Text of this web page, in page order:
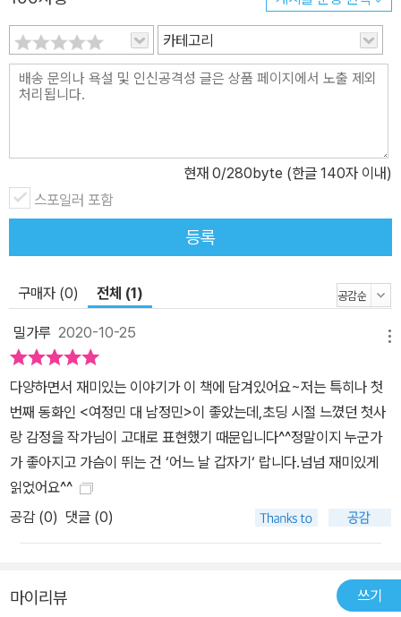
은 친해질 수 있을까요? <위험한 주머니> - “소중한 것은 넣지 마시
오.” 물건을 넣으면 무조건 두 개가 되어 나오는 마법의 주머니가 있
다면, 여러분은 뭘 넣고 싶어요? 단짝 친구 유정이에 비해 형편이 그
리 넉넉하지 않았던 경미는 우연히 마법의 주머니를 가지게 되자 너
보고 너무나 좋아하며 빌려달라고 하는데요. 걱정인형은 유정이가 경
미에게 선물해 준 것이었지요. 세영이와도 친해지고 싶었던 경미는
‘이걸 마법의 주머니에 넣을까?’ 생각합니다. 두 개가 되면 하나는 세
영이에게 주려는 생각이었지요. 주머니에 “소중한 것은 절대 넣지 마
다. 인형을 받고 기뻐하는 세영이를 보고 경미는 기분이 좋았지만 한
편으론 유정이가 알면 어쩌나 하는 불안한 마음에 잠도 편히 잘 수 없
었어요. 역시나, 주말이 채 지나기도 전에 유정이는 경미가 세영이에
게 인형을 주었다는 걸 알게 되고 오해를 하게 됩니다. 단짝 친구 유정
이의 오해를 경미는 풀어 줄 수 있을까요? <거북이의 소원> - “토끼
가 되고 싶었는데… 소원을 정정합니다!” <토끼와 거북이> 이야기를
모르는 사람은 없을 거예요. 만약 여러분이 그 이야기에서 거북이가
된다면 어떨까요? 토끼가 중간에 옹달샘에 들러 물을 마시고 낮잠을
말까 한 거북이는 토끼의 신체적 조건이 부러울 거예요. 그뿐인가요?
소원을 말할 기회를 얻게 됩니다. ‘토끼처럼 되고 싶어’라고 말하고 싶
카테고리
현재 0/280byte (한글 140자 이내)
스포일러 포함
등록
구매자 (0) 전체 (1)
밀가루 2020-10-25
다양하면서 재미있는 이야기가 이 책에 담겨있어요~저는 특히나 첫
번째 동화인 <여정민 대 남정민>이 좋았는데,초딩 시절 느꼈던 첫사
랑 감정을 작가님이 고대로 표현했기 때문입니다^^정말이지 누군가
가 좋아지고 가슴이 뛰는 건 ‘어느 날 갑자기‘ 랍니다.넘넘 재미있게
읽었어요^^
공감 (0) 댓글 (0)
마이리뷰 쓰기